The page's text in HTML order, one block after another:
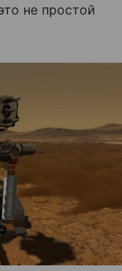
не простой